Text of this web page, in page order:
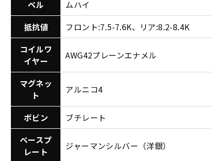
ベル
ムハイ
抵抗値
フロント:7.5-7.6K、リア:8.2-8.4K
コイルワ
イヤー
AWG42プレーンエナメル
マグネッ
ト
アルニコ4
ボビン
ブチレート
ベースプ
レート
ジャーマンシルバー（洋銀）